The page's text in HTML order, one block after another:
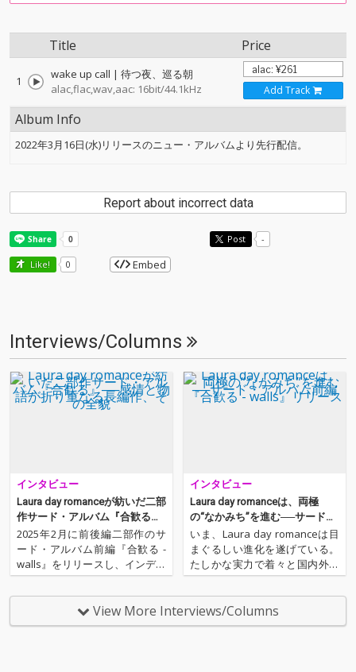
Title Price
1
wake up call | 待つ夜、巡る朝
alac,flac,wav,aac: 16bit/44.1kHz
Add Track
Album Info
2022年3月16日(水)リリースのニュー・アルバムより先行配信。
Report about incorrect data
Post -
Like! 0 Embed
Interviews/Columns
インタビュー
Laura day romanceが紡いだ二部
作サード・アルバム『合歓る』
──感情と物語が折り重なる長編
作、その全貌
2025年2月に前後編二部作のサ
ード・アルバム前編『合歓る -
walls』をリリースし、インディ
ー・バンドの枠を軽やかに越え
る緻密で壮大な世界観を提示し
たLaura day romance。その完
結編となる後編『合歓る - bridg
インタビュー
Laura day romanceは、両極
の“なかみち”を進む──サード・
アルバム前編『合歓る - walls』
リリース
いま、Laura day romanceは目
まぐるしい進化を遂げている。
たしかな実力で着々と国内外か
らリスナーを集め、ライヴの規
模は回を重ねるごとにスケー
ル・アップをし続けている。そ
んな彼らがアナウンスしたサー
View More Interviews/Columns